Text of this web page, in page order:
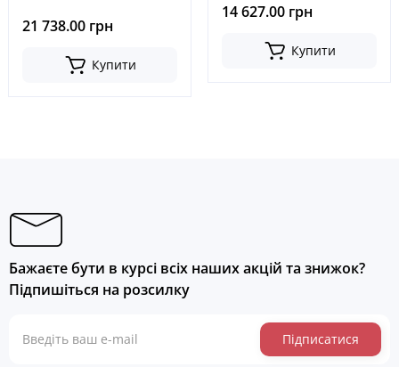
21 738.00 грн
Купити
14 627.00 грн
Купити
Бажаєте бути в курсі всіх наших акцій та знижок?
Підпишіться на розсилку
Підписатися